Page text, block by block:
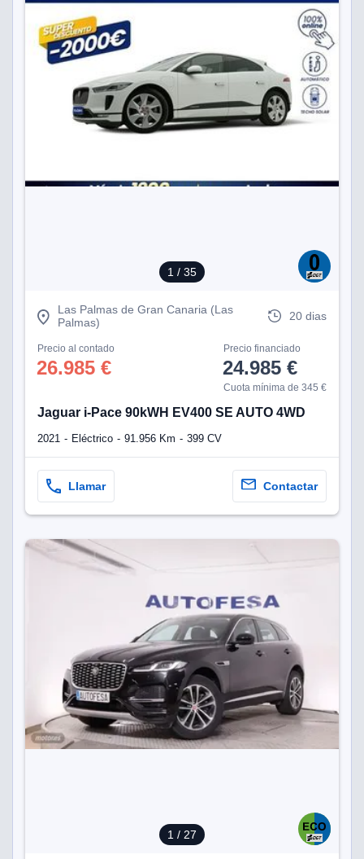
1 / 35
Las Palmas de Gran Canaria (Las
Palmas)
20 dias
Precio al contado
26.985 €
Precio financiado
24.985 €
Cuota mínima de 345 €
Jaguar i-Pace 90kWH EV400 SE AUTO 4WD
2021 Eléctrico 91.956 Km 399 CV
Llamar Contactar
1 / 27